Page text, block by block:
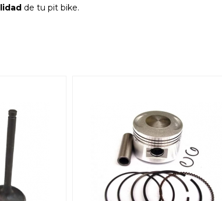
de tu pit bike.